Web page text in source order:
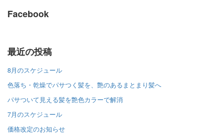
Facebook
最近の投稿
8月のスケジュール
色落ち・乾燥でパサつく髪を、艶のあるまとまり髪へ
パサついて見える髪を艶色カラーで解消
7月のスケジュール
価格改定のお知らせ